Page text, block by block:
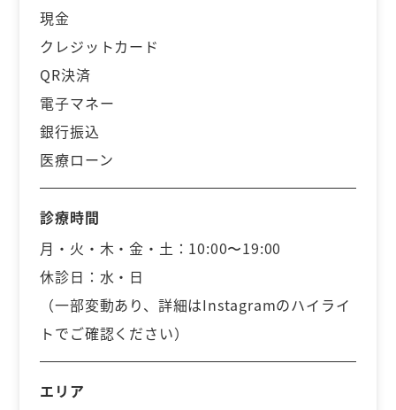
現金
クレジットカード
QR決済
電子マネー
銀行振込
医療ローン
診療時間
月・火・木・金・土：10:00〜19:00
休診日：水・日
（一部変動あり、詳細はInstagramのハイライ
トでご確認ください）
エリア